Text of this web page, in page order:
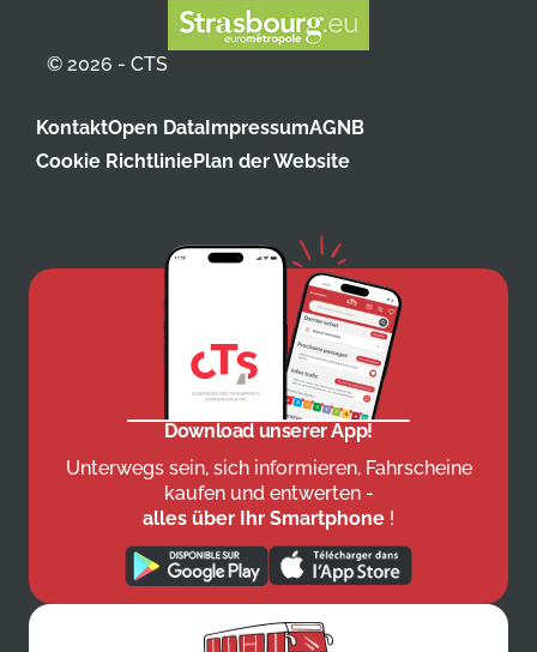
© 2026 - CTS
KontaktOpen DataImpressumAGNB
Cookie RichtliniePlan der Website
Download unserer App!
Unterwegs sein, sich informieren, Fahrscheine
kaufen und entwerten -
alles über Ihr Smartphone !